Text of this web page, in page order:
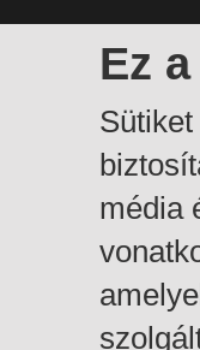
Ez
média